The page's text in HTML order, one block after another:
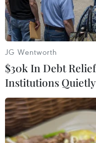
JG Wentworth
$30k In Debt
Institutions